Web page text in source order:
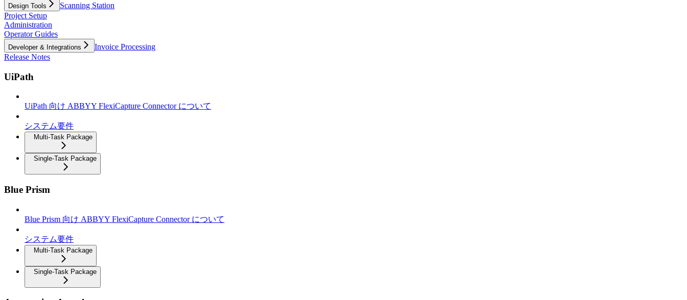
Design Tools
Scanning Station
Project Setup
Administration
Operator Guides
Developer & Integrations
Invoice Processing
Release Notes
UiPath
UiPath 向け ABBYY FlexiCapture Connector について
システム要件
Multi-Task Package
Single-Task Package
Blue Prism
Blue Prism 向け ABBYY FlexiCapture Connector について
システム要件
Multi-Task Package
Single-Task Package